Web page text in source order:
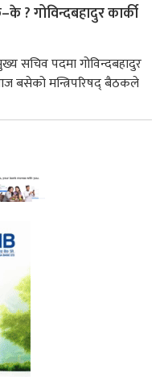
? गोविन्दबहादुर कार्की
सचिव पदमा गोविन्दबहादुर
बसेको मन्त्रिपरिषद् बैठकले